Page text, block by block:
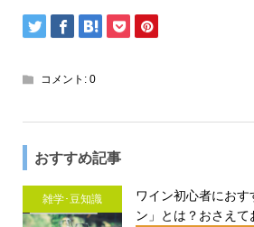
コメント: 0
おすすめ記事
雑学･豆知識
ワイン初心者におす
ン」とは？おさえて